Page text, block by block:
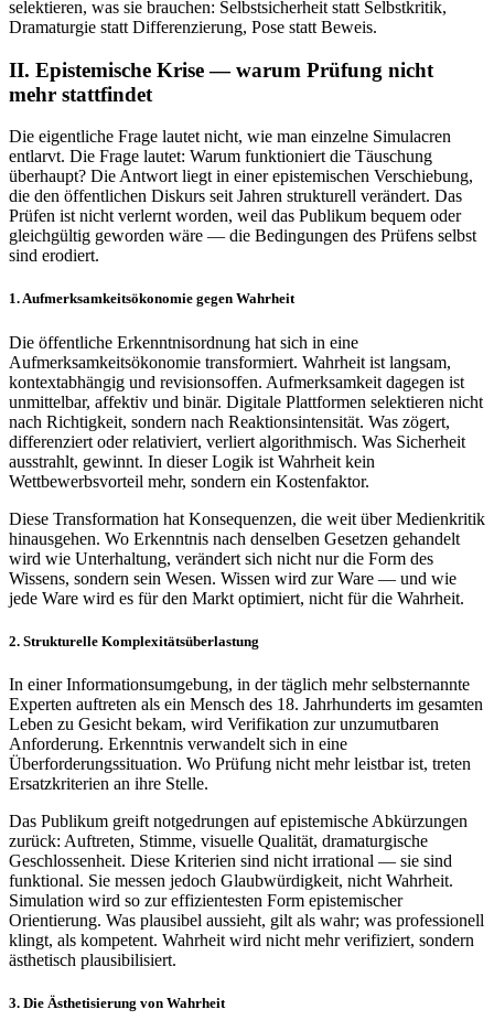
selektieren, was sie brauchen: Selbstsicherheit statt Selbstkritik,
Dramaturgie statt Differenzierung, Pose statt Beweis.
II. Epistemische Krise — warum Prüfung nicht
mehr stattfindet
Die eigentliche Frage lautet nicht, wie man einzelne Simulacren
entlarvt. Die Frage lautet: Warum funktioniert die Täuschung
überhaupt? Die Antwort liegt in einer epistemischen Verschiebung,
die den öffentlichen Diskurs seit Jahren strukturell verändert. Das
Prüfen ist nicht verlernt worden, weil das Publikum bequem oder
gleichgültig geworden wäre — die Bedingungen des Prüfens selbst
sind erodiert.
1. Aufmerksamkeitsökonomie gegen Wahrheit
Die öffentliche Erkenntnisordnung hat sich in eine
Aufmerksamkeitsökonomie transformiert. Wahrheit ist langsam,
kontextabhängig und revisionsoffen. Aufmerksamkeit dagegen ist
unmittelbar, affektiv und binär. Digitale Plattformen selektieren nicht
nach Richtigkeit, sondern nach Reaktionsintensität. Was zögert,
differenziert oder relativiert, verliert algorithmisch. Was Sicherheit
ausstrahlt, gewinnt. In dieser Logik ist Wahrheit kein
Wettbewerbsvorteil mehr, sondern ein Kostenfaktor.
Diese Transformation hat Konsequenzen, die weit über Medienkritik
hinausgehen. Wo Erkenntnis nach denselben Gesetzen gehandelt
wird wie Unterhaltung, verändert sich nicht nur die Form des
Wissens, sondern sein Wesen. Wissen wird zur Ware — und wie
jede Ware wird es für den Markt optimiert, nicht für die Wahrheit.
2. Strukturelle Komplexitätsüberlastung
In einer Informationsumgebung, in der täglich mehr selbsternannte
Experten auftreten als ein Mensch des 18. Jahrhunderts im gesamten
Leben zu Gesicht bekam, wird Verifikation zur unzumutbaren
Anforderung. Erkenntnis verwandelt sich in eine
Überforderungssituation. Wo Prüfung nicht mehr leistbar ist, treten
Ersatzkriterien an ihre Stelle.
Das Publikum greift notgedrungen auf epistemische Abkürzungen
zurück: Auftreten, Stimme, visuelle Qualität, dramaturgische
Geschlossenheit. Diese Kriterien sind nicht irrational — sie sind
funktional. Sie messen jedoch Glaubwürdigkeit, nicht Wahrheit.
Simulation wird so zur effizientesten Form epistemischer
Orientierung. Was plausibel aussieht, gilt als wahr; was professionell
klingt, als kompetent. Wahrheit wird nicht mehr verifiziert, sondern
ästhetisch plausibilisiert.
3. Die Ästhetisierung von Wahrheit